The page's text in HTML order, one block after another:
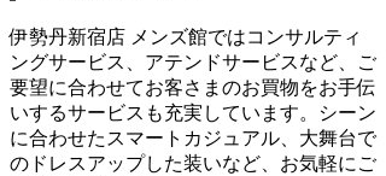
伊勢丹新宿店 メンズ館ではコンサルティ
ングサービス、アテンドサービスなど、ご
要望に合わせてお客さまのお買物をお手伝
いするサービスも充実しています。シーン
に合わせたスマートカジュアル、大舞台で
のドレスアップした装いなど、お気軽にご